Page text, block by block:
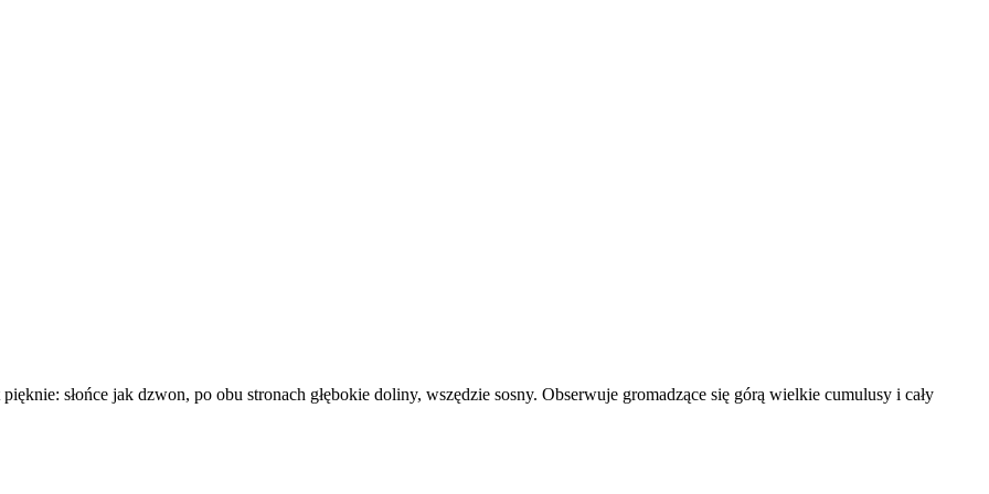
słońce jak dzwon, po obu stronach głębokie doliny, wszędzie sosny. Obserwuje gromadzące się górą wielkie cumulusy i cały